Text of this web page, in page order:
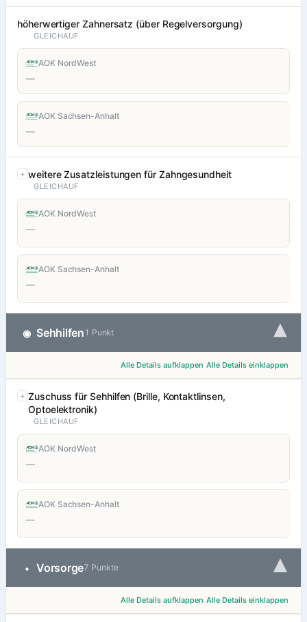
höherwertiger Zahnersatz (über Regelversorgung)
GLEICHAUF
AOK NordWest
—
AOK Sachsen-Anhalt
—
weitere Zusatzleistungen für Zahngesundheit
GLEICHAUF
AOK NordWest
—
AOK Sachsen-Anhalt
—
◉ Sehhilfen 1 Punkt ▾
Alle Details aufklappen Alle Details einklappen
Zuschuss für Sehhilfen (Brille, Kontaktlinsen,
Optoelektronik)
GLEICHAUF
AOK NordWest
—
AOK Sachsen-Anhalt
—
• Vorsorge7 Punkte ▾
Alle Details aufklappen Alle Details einklappen